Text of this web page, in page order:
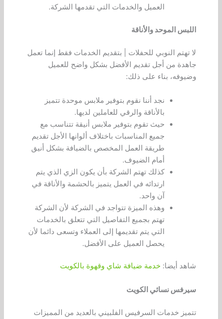
العميل والخدمات التي تقدمها الشركة.
اللبس الموحد والأناقة
لا تهتم النوبي للحفلات | بتقديم الخدمات فقط إنما تعمل
جاهدة من أجل تقديم الأفضل بشكل واضح للعميل
وضيوفه، بناء على ذلك:
نجد أننا نقوم بتوفير ملابس موحدة تتميز
بالأناقة والرقي للعاملين لديها.
حيث تقوم بتوفير ملابس أنيقة تتناسب مع
جميع المناسبات باختلاف ألوانها الأجل تقديم
طريقة العمل المخصص بالضيافة بشكل أنيق
أمام الضيوف.
كذلك تهتم الشركة بأن يكون الزي الذي يتم
ارتدائه في العمل يتميز بالحشمة والأناقة في
آن واحد.
وهذه الميزة تتواجد في الشركة لأن الشركة
تهتم بجميع التفاصيل التي تتعلق بالخدمات
التي يتم تقديمها إلى العملاء وتسعى دائما لأن
يحصل العميل على الأفضل.
شاهد أيضا: خدمة ضيافة شاي وقهوة بالكويت
سيرفس نسائي الكويت
تتميز خدمات السرفيس الفلبيني بالعديد من المميزات